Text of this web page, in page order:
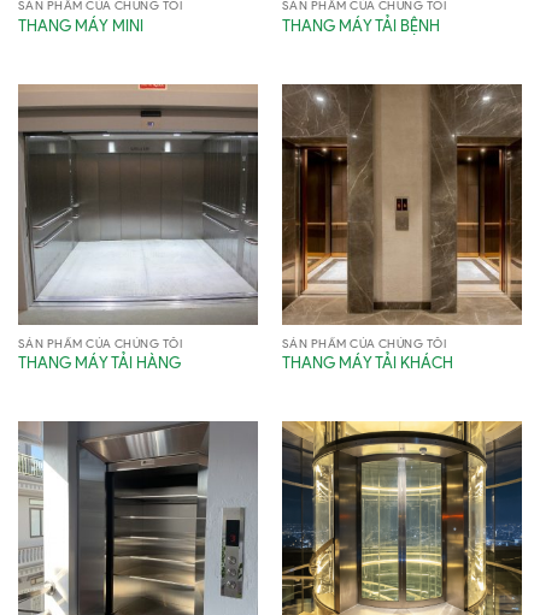
SẢN PHẨM CỦA CHÚNG TÔI
THANG MÁY MINI
SẢN PHẨM CỦA CHÚNG TÔI
THANG MÁY TẢI BỆNH
SẢN PHẨM CỦA CHÚNG TÔI
THANG MÁY TẢI HÀNG
SẢN PHẨM CỦA CHÚNG TÔI
THANG MÁY TẢI KHÁCH